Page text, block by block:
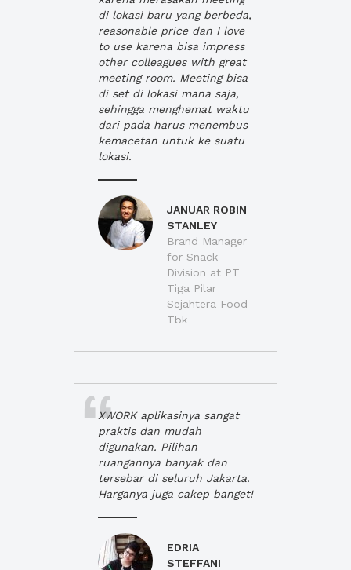
di lokasi baru yang berbeda,
reasonable price dan I love
to use karena bisa impress
other colleagues with great
meeting room. Meeting bisa
di set di lokasi mana saja,
sehingga menghemat waktu
dari pada harus menembus
kemacetan untuk ke suatu
lokasi.
JANUAR ROBIN
STANLEY
Brand Manager
for Snack
Division at PT
Tiga Pilar
Sejahtera Food
Tbk
XWORK aplikasinya sangat
praktis dan mudah
digunakan. Pilihan
ruangannya banyak dan
tersebar di seluruh Jakarta.
Harganya juga cakep banget!
EDRIA
STEFFANI